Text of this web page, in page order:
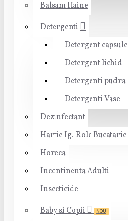
Balsam Haine
Detergenti
Detergent capsule
Detergent lichid
Detergenti pudra
Detergenti Vase
Dezinfectant
Hartie Ig.-Role Bucatarie
Horeca
Incontinenta Adulti
Insecticide
Baby si Copii
NOU